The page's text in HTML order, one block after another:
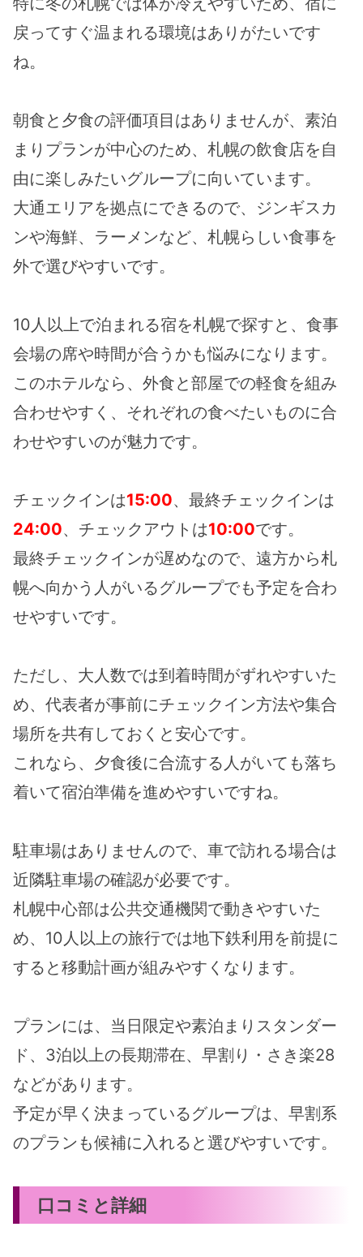
戻ってすぐ温まれる環境はありがたいです
ね。
朝食と夕食の評価項目はありませんが、素泊
まりプランが中心のため、札幌の飲食店を自
由に楽しみたいグループに向いています。
大通エリアを拠点にできるので、ジンギスカ
ンや海鮮、ラーメンなど、札幌らしい食事を
外で選びやすいです。
10人以上で泊まれる宿を札幌で探すと、食事
会場の席や時間が合うかも悩みになります。
このホテルなら、外食と部屋での軽食を組み
合わせやすく、それぞれの食べたいものに合
わせやすいのが魅力です。
チェックインは15:00、最終チェックインは
24:00、チェックアウトは10:00です。
最終チェックインが遅めなので、遠方から札
幌へ向かう人がいるグループでも予定を合わ
せやすいです。
ただし、大人数では到着時間がずれやすいた
め、代表者が事前にチェックイン方法や集合
場所を共有しておくと安心です。
これなら、夕食後に合流する人がいても落ち
着いて宿泊準備を進めやすいですね。
駐車場はありませんので、車で訪れる場合は
近隣駐車場の確認が必要です。
札幌中心部は公共交通機関で動きやすいた
め、10人以上の旅行では地下鉄利用を前提に
すると移動計画が組みやすくなります。
プランには、当日限定や素泊まりスタンダー
ド、3泊以上の長期滞在、早割り・さき楽28
などがあります。
予定が早く決まっているグループは、早割系
のプランも候補に入れると選びやすいです。
口コミと詳細